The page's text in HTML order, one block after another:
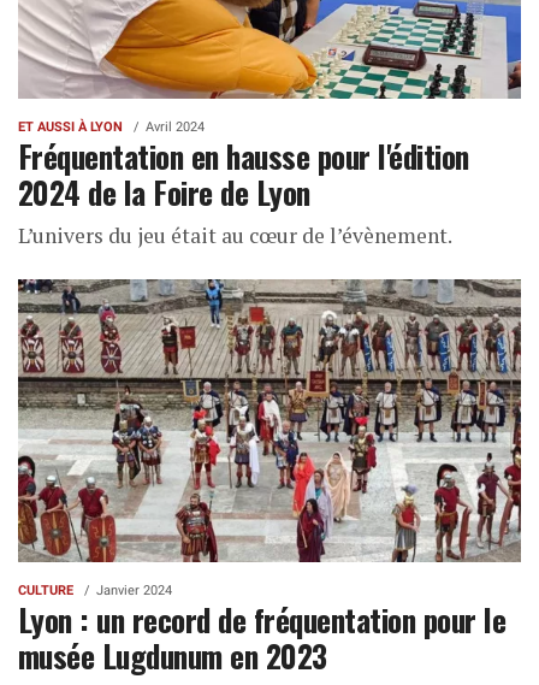
ET AUSSI À LYON Avril 2024
Fréquentation en hausse pour l'édition
2024 de la Foire de Lyon
L’univers du jeu était au cœur de l’évènement.
CULTURE Janvier 2024
Lyon : un record de fréquentation pour le
musée Lugdunum en 2023